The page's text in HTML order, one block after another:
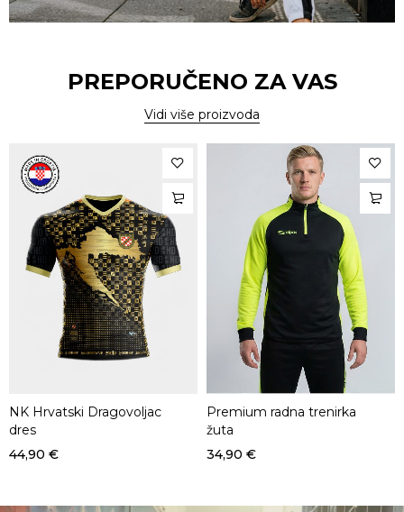
PREPORUČENO ZA VAS
Vidi više proizvoda
NK Hrvatski Dragovoljac
dres
44,90 €
Premium radna trenirka
žuta
34,90 €